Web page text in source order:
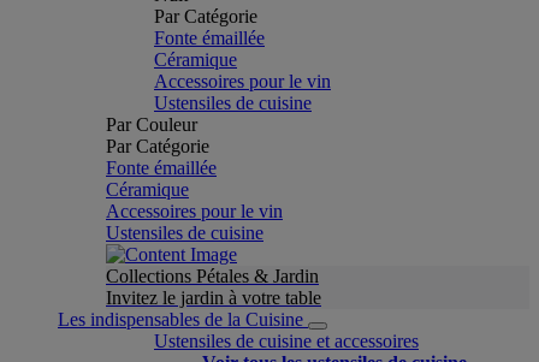
Par Catégorie
Fonte émaillée
Céramique
Accessoires pour le vin
Ustensiles de cuisine
Par Couleur
Par Catégorie
Fonte émaillée
Céramique
Accessoires pour le vin
Ustensiles de cuisine
Collections Pétales & Jardin
Invitez le jardin à votre table
Les indispensables de la Cuisine
Ustensiles de cuisine et accessoires